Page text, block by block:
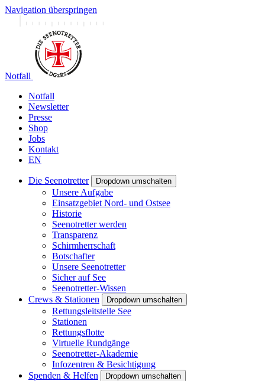
Navigation überspringen
Notfall
Notfall
Newsletter
Presse
Shop
Jobs
Kontakt
EN
Die Seenotretter Dropdown umschalten
Unsere Aufgabe
Einsatzgebiet Nord- und Ostsee
Historie
Seenotretter werden
Transparenz
Schirmherrschaft
Botschafter
Unsere Seenotretter
Sicher auf See
Seenotretter-Wissen
Crews & Stationen
Dropdown umschalten
Rettungsleitstelle See
Stationen
Rettungsflotte
Virtuelle Rundgänge
Seenotretter-Akademie
Infozentren & Besichtigung
Spenden & Helfen
Dropdown umschalten